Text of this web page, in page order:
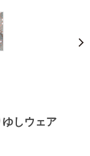
ゆしウェア